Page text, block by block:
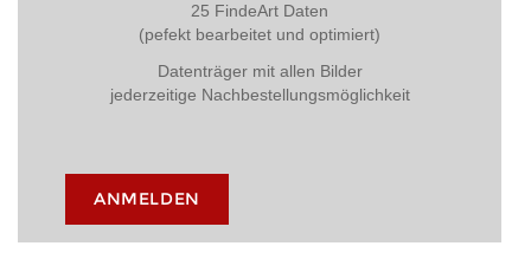
25 FindeArt Daten
(pefekt bearbeitet und optimiert)
Datenträger mit allen Bilder
jederzeitige Nachbestellungsmöglichkeit
ANMELDEN